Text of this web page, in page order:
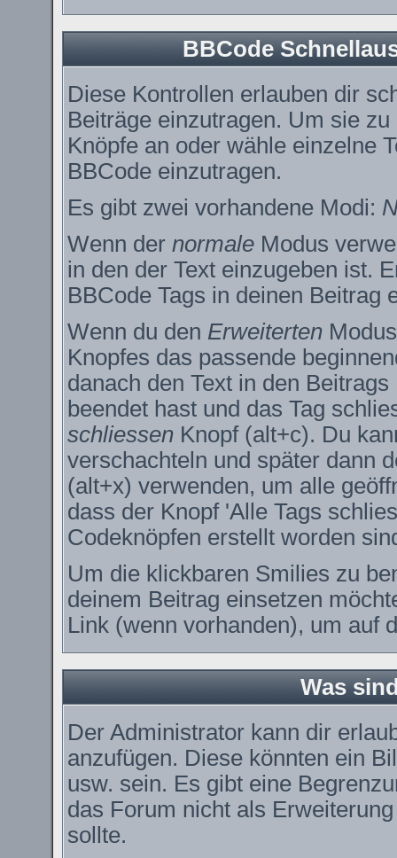
BBCode
Diese Kontrollen erlauben dir
Beiträge einzutragen. Um sie
Knöpfe an oder wähle einzelne
BBCode einzutragen.
Es gibt zwei vorhandene Modi:
Wenn der normaleModus
in den der Text einzugeben ist.
BBCode Tags in deinen Beitrag
Wenn du den ErweitertenModus
Knopfes das passende
danach den Text in den
beendet hast und das Tag
schliessenKnopf (alt+c). Du
verschachteln und später dann
(alt+x) verwenden, um alle
dass der Knopf 'Alle Tags
Codeknöpfen erstellt worden
Um die klickbaren Smilies zu
deinem Beitrag einsetzen
Link (wenn vorhanden), um auf
Was
Der Administrator kann dir
anzufügen. Diese könnten ein
usw. sein. Es gibt eine
das Forum nicht als
sollte.